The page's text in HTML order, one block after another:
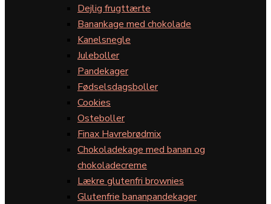
Dejlig frugttærte
Banankage med chokolade
Kanelsnegle
Juleboller
Pandekager
Fødselsdagsboller
Cookies
Osteboller
Finax Havrebrødmix
Chokoladekage med banan og
chokoladecreme
Lækre glutenfri brownies
Glutenfrie bananpandekager